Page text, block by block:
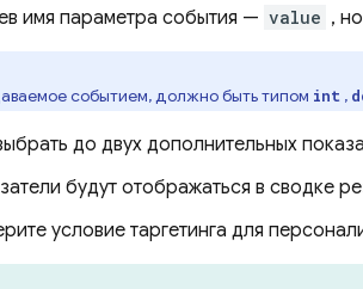
имя параметра события — value ,
событием, должно быть типом int,
до двух дополнительных
будут отображаться в сводке
условие таргетинга для